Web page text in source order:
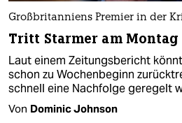
Großbritanniens Premier in der
Tritt Starmer am Montag
Laut einem Zeitungsbericht
schon zu Wochenbeginn
schnell eine Nachfolge geregelt
Von Dominic Johnson